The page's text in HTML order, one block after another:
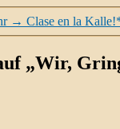
→ Clase en la
„Wir,